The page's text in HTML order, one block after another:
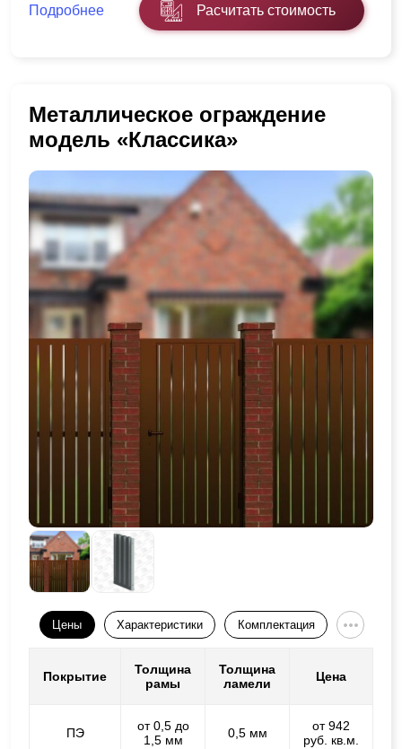
Подробнее Расчитать стоимость
Металлическое ограждение
модель «Классика»
Цены Характеристики Комплектация
Покрытие
Толщина
рамы
Толщина
ламели
Цена
ПЭ
от 0,5 до
1,5 мм
0,5 мм
от 942
руб. кв.м.